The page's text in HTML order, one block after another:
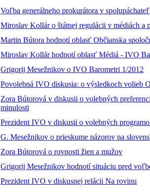
Voľba generálneho prokurátora v
Miroslav Kollár o štátnej regulácii v médiách a
Martin Bútora hodnotí oblasť Občianska
Miroslav Kollár hodnotí oblasť Médiá - IVO
Grigorij Mesežnikov o IVO Barometri 1/2012
Povolebná IVO diskusia: o výsledkoch volieb
Zora Bútorová v diskusii o volebných
minulosti
Prezident IVO v diskusii o volebných
G. Mesežnikov o prieskume názorov na
Zora Bútorová o rovnosti žien a mužov
Grigorij Mesežnikov hodnotí situáciu pred
Prezident IVO v diskusnej relácii Na rovinu